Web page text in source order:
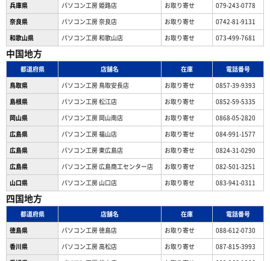
兵庫県
パソコン工房 姫路店 お取り寄せ
079-243-0778
奈良県
パソコン工房 奈良店 お取り寄せ
0742-81-9131
和歌山県
パソコン工房 和歌山店 お取り寄せ 073-499-7681
中国地方
都道府県 店舗名 在庫
電話番号
鳥取県
パソコン工房 鳥取安長店 お取り寄せ
0857-39-9393
島根県
パソコン工房 松江店 お取り寄せ
0852-59-5335
岡山県
パソコン工房 岡山南店 お取り寄せ
0868-05-2820
広島県
パソコン工房 福山店 お取り寄せ
084-991-1577
広島県
パソコン工房 東広島店 お取り寄せ
0824-31-0290
広島県
パソコン工房 広島商工センター店 お取り寄せ
082-501-3251
山口県
パソコン工房 山口店 お取り寄せ 083-941-0311
四国地方
都道府県 店舗名 在庫
電話番号
徳島県
パソコン工房 徳島店 お取り寄せ
088-612-0730
香川県
パソコン工房 高松店 お取り寄せ
087-815-3993